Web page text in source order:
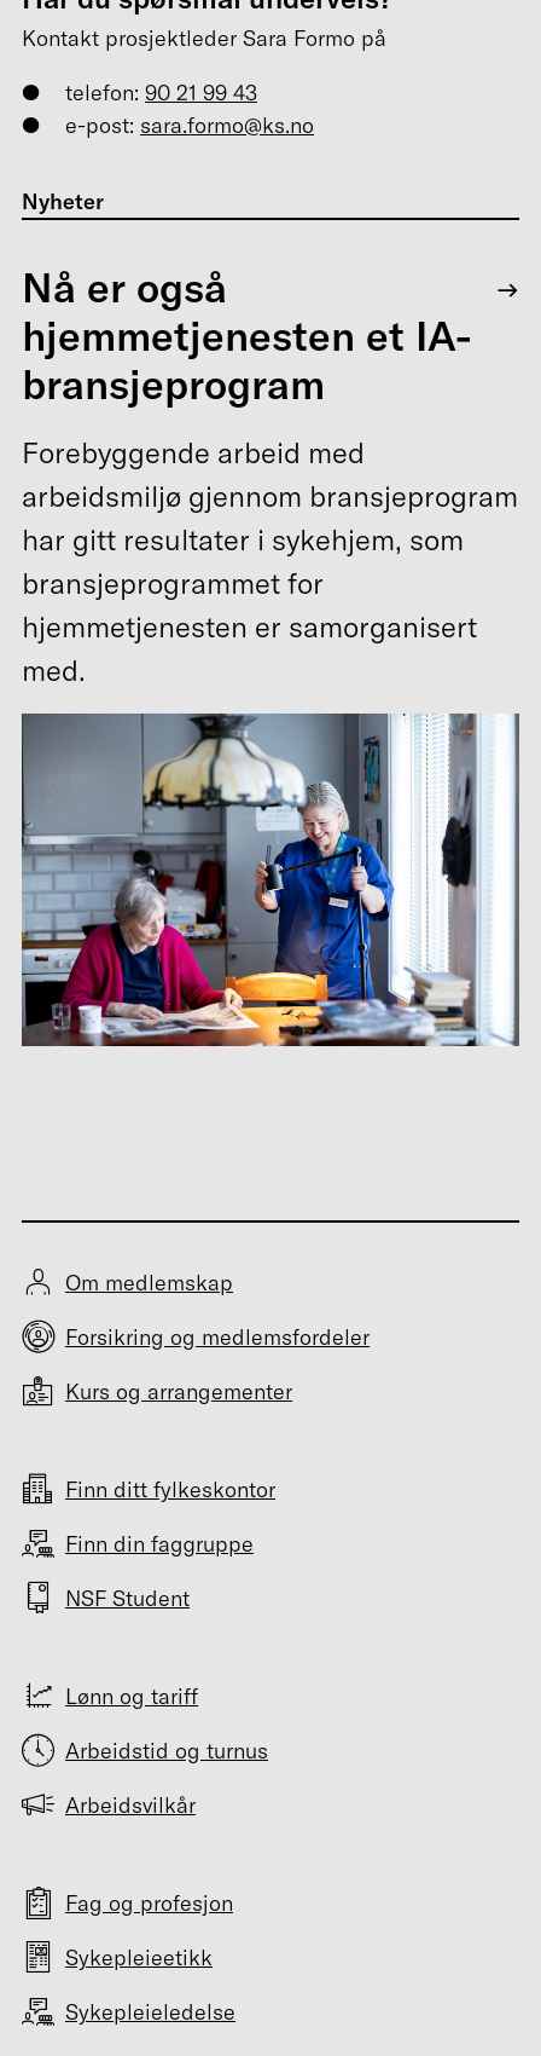
Kontakt prosjektleder Sara Formo på
telefon: 90 21 99 43
e-post: sara.formo@ks.no
Nyheter
Nå er også
hjemmetjenesten et IA-
bransjeprogram
Forebyggende arbeid med
arbeidsmiljø gjennom bransjeprogram
har gitt resultater i sykehjem, som
bransjeprogrammet for
hjemmetjenesten er samorganisert
med.
Om medlemskap
Forsikring og medlemsfordeler
Kurs og arrangementer
Finn ditt fylkeskontor
Finn din faggruppe
NSF Student
Lønn og tariff
Arbeidstid og turnus
Arbeidsvilkår
Fag og profesjon
Sykepleieetikk
Sykepleieledelse